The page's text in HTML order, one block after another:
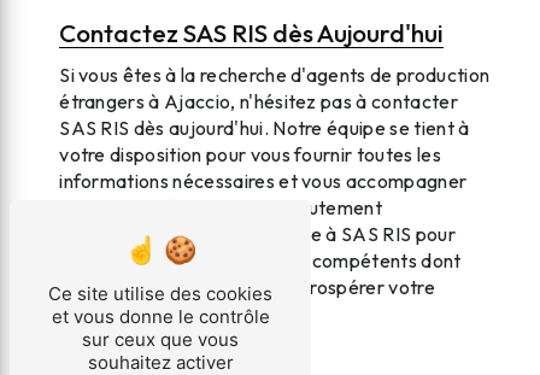
Contactez SAS RIS dès Aujourd'hui
Si vous êtes à la recherche d'agents de production
étrangers à Ajaccio, n'hésitez pas à contacter
SAS RIS dès aujourd'hui. Notre équipe se tient à
votre disposition pour vous fournir toutes les
informations nécessaires et vous accompagner
dans votre démarche de recrutement
international. Faites confiance à SAS RIS pour
trouver les profils qualifiés et compétents dont
vous avez besoin pour faire prospérer votre
entreprise.
Ce site utilise des cookies
et vous donne le contrôle
sur ceux que vous
souhaitez activer